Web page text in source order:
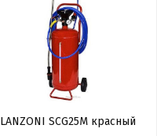
LANZONI SCG25M красный